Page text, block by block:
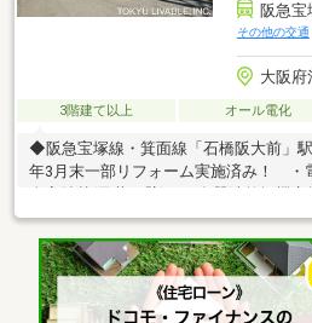
阪急宝
その他の交通
大阪府
3階建て以上 オール電化
◆阪急宝塚線・箕面線「石橋阪大前」
年3月末一部リフォーム実施済み！ ・
表貼替(3階納戸) ・洗濯パン設置
工事実施済み！◆2024年12月 ＩＨク
み！◆2021年9月 シロアリ予防工事実
ール電化